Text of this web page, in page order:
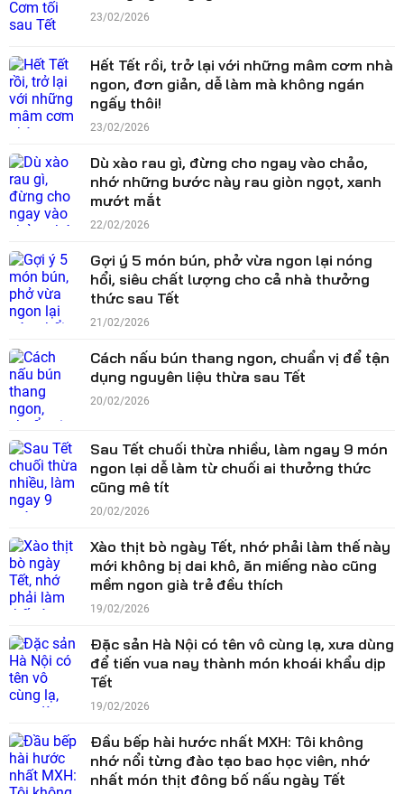
23/02/2026
Hết Tết rồi, trở lại với những mâm cơm nhà
ngon, đơn giản, dễ làm mà không ngán
ngấy thôi!
23/02/2026
Dù xào rau gì, đừng cho ngay vào chảo,
nhớ những bước này rau giòn ngọt, xanh
mướt mắt
22/02/2026
Gợi ý 5 món bún, phở vừa ngon lại nóng
hổi, siêu chất lượng cho cả nhà thưởng
thức sau Tết
21/02/2026
Cách nấu bún thang ngon, chuẩn vị để tận
dụng nguyên liệu thừa sau Tết
20/02/2026
Sau Tết chuối thừa nhiều, làm ngay 9 món
ngon lại dễ làm từ chuối ai thưởng thức
cũng mê tít
20/02/2026
Xào thịt bò ngày Tết, nhớ phải làm thế này
mới không bị dai khô, ăn miếng nào cũng
mềm ngon già trẻ đều thích
19/02/2026
Đặc sản Hà Nội có tên vô cùng lạ, xưa dùng
để tiến vua nay thành món khoái khẩu dịp
Tết
19/02/2026
Đầu bếp hài hước nhất MXH: Tôi không
nhớ nổi từng đào tạo bao học viên, nhớ
nhất món thịt đông bố nấu ngày Tết